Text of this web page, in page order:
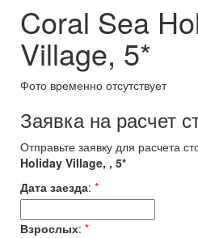
Coral Sea
Village, 5*
Фото временно отсутствует
Заявка на расчет
Отправьте заявку для расчета
Holiday Village, , 5*
Дата заезда: *
Взрослых: *